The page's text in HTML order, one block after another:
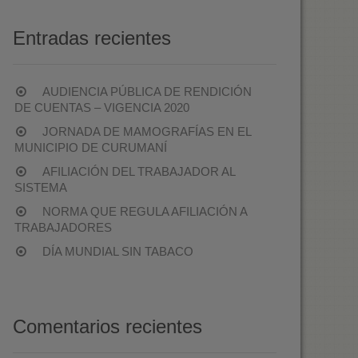
Entradas recientes
AUDIENCIA PÚBLICA DE RENDICIÓN
DE CUENTAS – VIGENCIA 2020
JORNADA DE MAMOGRAFÍAS EN EL
MUNICIPIO DE CURUMANÍ
AFILIACIÓN DEL TRABAJADOR AL
SISTEMA
NORMA QUE REGULA AFILIACIÓN A
TRABAJADORES
DÍA MUNDIAL SIN TABACO
Comentarios recientes